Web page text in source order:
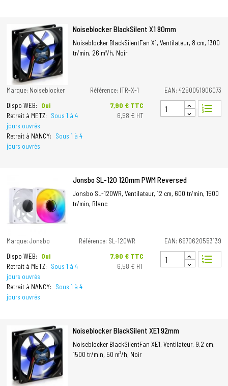
Noiseblocker BlackSilent X1 80mm
Noiseblocker BlackSilentFan X1, Ventilateur, 8 cm, 1300
tr/min, 26 m³/h, Noir
Marque: Noiseblocker Référence: ITR-X-1
EAN: 4250051906073
Dispo WEB:
Oui
Retrait à METZ:
Sous 1 à 4
jours ouvrés
Retrait à NANCY:
Sous 1 à 4
jours ouvrés
Prix
7,90 € TTC
6,58 € HT
format_list_numbered
Jonsbo SL-120 120mm PWM Reversed
Jonsbo SL-120WR, Ventilateur, 12 cm, 600 tr/min, 1500
tr/min, Blanc
Marque: Jonsbo Référence: SL-120WR
EAN: 6970620553139
Dispo WEB:
Oui
Retrait à METZ:
Sous 1 à 4
jours ouvrés
Retrait à NANCY:
Sous 1 à 4
jours ouvrés
Prix
7,90 € TTC
6,58 € HT
format_list_numbered
Noiseblocker BlackSilent XE1 92mm
Noiseblocker BlackSilentFan XE1, Ventilateur, 9,2 cm,
1500 tr/min, 50 m³/h, Noir